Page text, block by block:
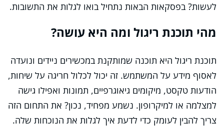
לעשות? בפסקאות הבאות נתחיל בואו לגלות את התשובות.
מהי תוכנת ריגול ומה היא עושה?
תוכנת ריגול היא תוכנה שמותקנת במכשירים ניידים ונועדה
לאסוף מידע על המשתמש. זה יכול לכלול חריגה על שיחות,
הודעות טקסט, מיקומים גיאוגרפיים, תמונות ואפילו גישה
למצלמה או למיקרופון. נשמע מפחיד, נכון? את התחום הזה
צריך להבין לעומק כדי לדעת איך לגלות את הנוכחות שלה.